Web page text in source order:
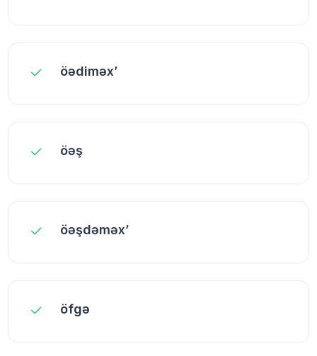
öədiməx’
öəş
öəşdəməx’
öfgə